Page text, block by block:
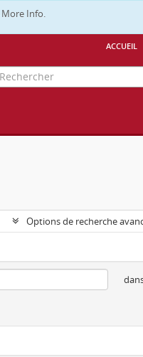
More Info.
accueil
Options de recherche